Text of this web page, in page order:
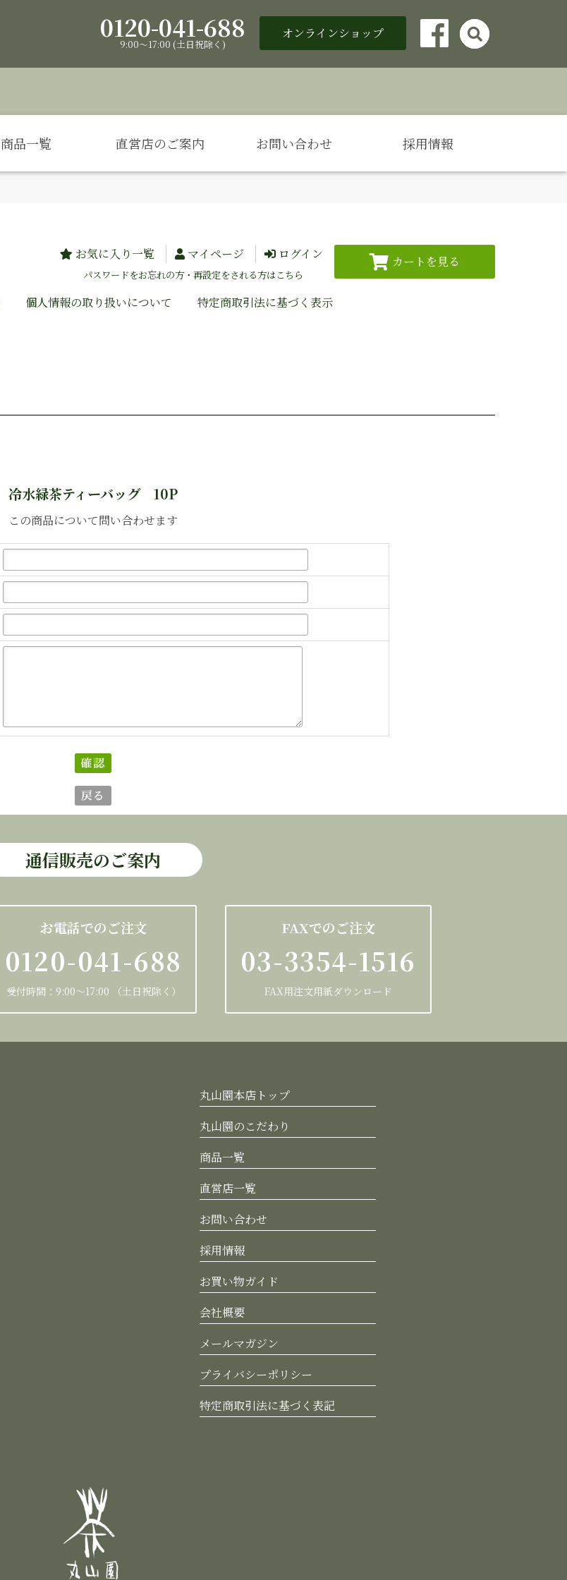
0120-041-688
9:00～17:00 (土日祝除く)
オンラインショップ

商品一覧 直営店のご案内 お問い合わせ 採用情報
お気に入り一覧 マイページ ログイン
パスワードをお忘れの方・再設定をされる方はこちら
個人情報の取り扱いについて 特定商取引法に基づく表示
冷水緑茶ティーバッグ 10P
この商品について問い合わせます
通信販売のご案内
お電話でのご注文
0120-041-688
受付時間：9:00～17:00 （土日祝除く）
FAXでのご注文
03-3354-1516
FAX用注文用紙ダウンロード
丸山園本店トップ
丸山園のこだわり
商品一覧
直営店一覧
お問い合わせ
採用情報
お買い物ガイド
会社概要
メールマガジン
プライバシーポリシー
特定商取引法に基づく表記